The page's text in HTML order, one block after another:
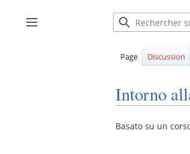
au Afficher / masquer la barre latérale
Page Discussion
Intorno
Basato su un